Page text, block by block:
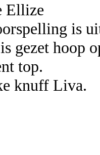
Ellize
is
gezet hoop
top.
knuff Liva.